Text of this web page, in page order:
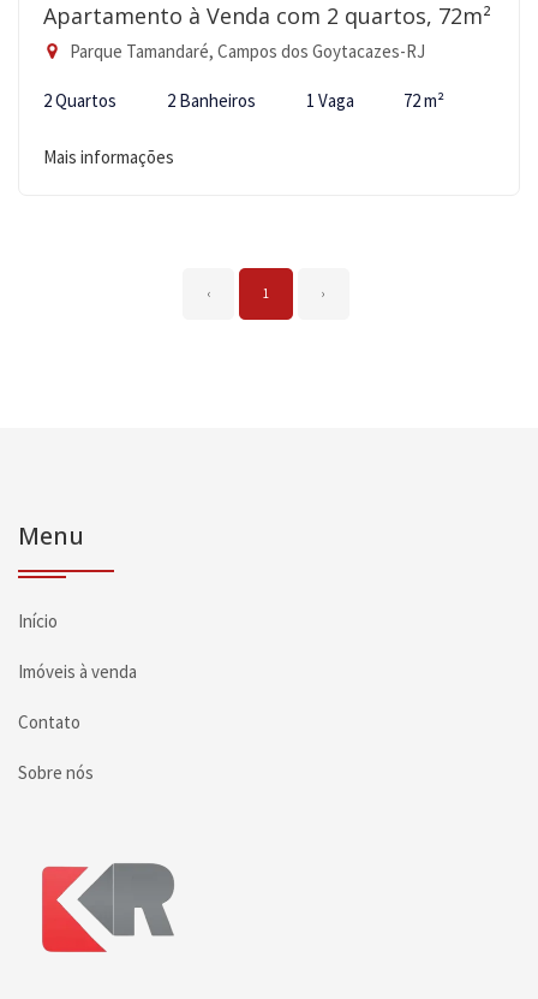
Apartamento à Venda com 2 quartos, 72m²
Parque Tamandaré, Campos dos Goytacazes-RJ
2 Quartos 2 Banheiros 1 Vaga 72 m²
Mais informações
‹ 1 ›
Menu
Início
Imóveis à venda
Contato
Sobre nós
Página inicial